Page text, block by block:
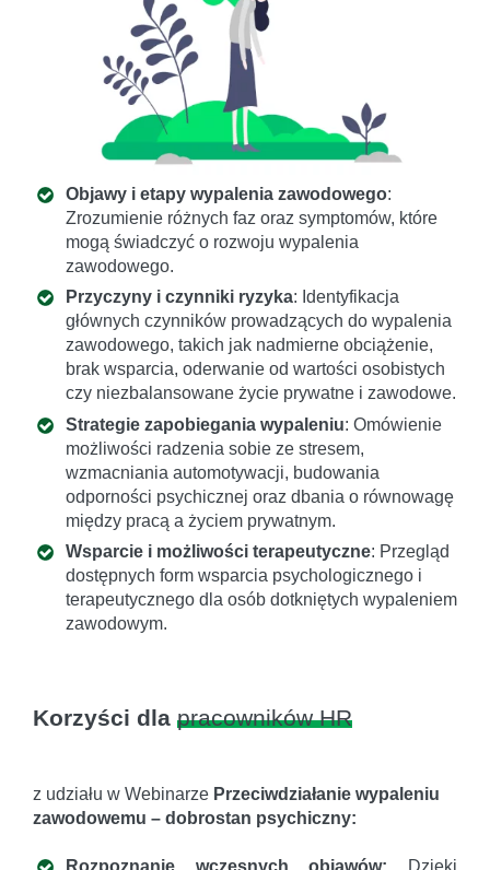
Objawy i etapy wypalenia zawodowego:
Zrozumienie różnych faz oraz symptomów, które
mogą świadczyć o rozwoju wypalenia
zawodowego.
Przyczyny i czynniki ryzyka: Identyfikacja
głównych czynników prowadzących do wypalenia
zawodowego, takich jak nadmierne obciążenie,
brak wsparcia, oderwanie od wartości osobistych
czy niezbalansowane życie prywatne i zawodowe.
Strategie zapobiegania wypaleniu: Omówienie
możliwości radzenia sobie ze stresem,
wzmacniania automotywacji, budowania
odporności psychicznej oraz dbania o równowagę
między pracą a życiem prywatnym.
Wsparcie i możliwości terapeutyczne: Przegląd
dostępnych form wsparcia psychologicznego i
terapeutycznego dla osób dotkniętych wypaleniem
zawodowym.
Korzyści dla pracowników HR
z udziału w Webinarze Przeciwdziałanie wypaleniu
zawodowemu – dobrostan psychiczny: